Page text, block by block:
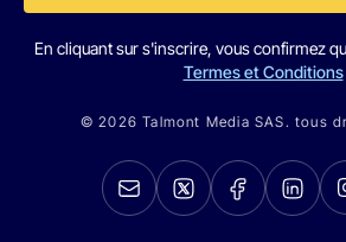
En cliquant sur s'inscrire, vous confirmez
Termes et Conditions
© 2026 Talmont Media SAS. tous